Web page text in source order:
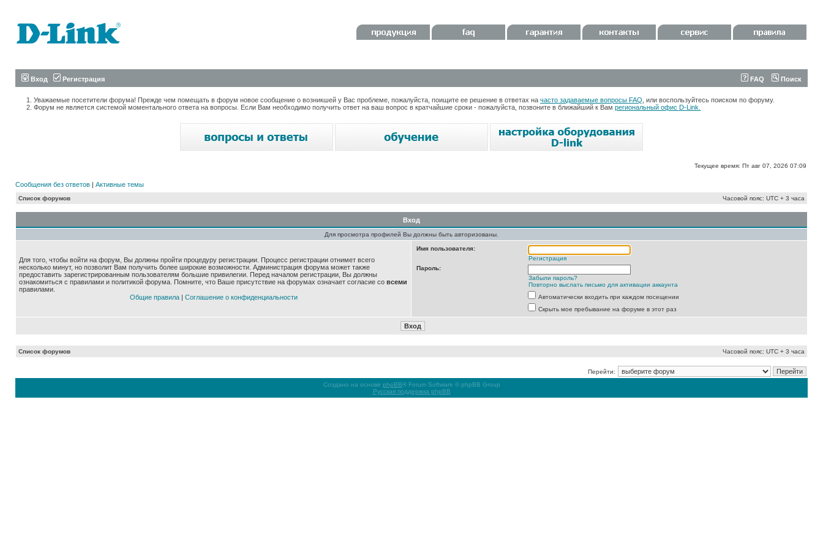
Вход Регистрация FAQ Поиск
Уважаемые посетители форума! Прежде чем помещать в форум новое сообщение о возникшей у Вас проблеме, пожалуйста, поищите ее решение в ответах на часто задаваемые вопросы FAQ , или воспользуйтесь поиском по форуму.
Форум не является системой моментального ответа на вопросы. Если Вам необходимо получить ответ на ваш вопрос в кратчайшие сроки - пожалуйста, позвоните в ближайший к Вам региональный офис D-Link.
Текущее время: Пт авг 07, 2026 07:09
Сообщения без ответов | Активные темы
Список форумов Часовой пояс: UTC + 3 часа
Вход
Для просмотра профилей Вы должны быть авторизованы.
Для того, чтобы войти на форум, Вы должны пройти процедуру регистрации. Процесс регистрации отнимет всего
несколько минут, но позволит Вам получить более широкие возможности. Администрация форума может также
предоставить зарегистрированным пользователям большие привилегии. Перед началом регистрации, Вы должны
ознакомиться с правилами и политикой форума. Помните, что Ваше присутствие на форумах означает согласие со всеми
правилами.
Общие правила| Соглашение о конфиденциальности
Имя пользователя:
Регистрация
Пароль:
Забыли пароль?
Повторно выслать письмо для активации аккаунта
Автоматически входить при каждом посещении
Скрыть мое пребывание на форуме в этот раз
Список форумов Часовой пояс: UTC + 3 часа
Перейти:
Создано на основе phpBB® Forum Software © phpBB Group
Русская поддержка phpBB